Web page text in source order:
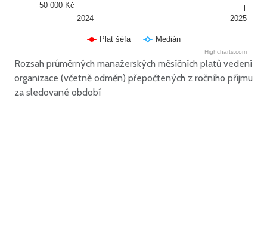
Plat šéfa Medián
2024 2025
50 000 Kč
Highcharts.com
Rozsah průměrných manažerských měsíčních platů vedení
organizace (včetně odměn) přepočtených z ročního příjmu
za sledované období